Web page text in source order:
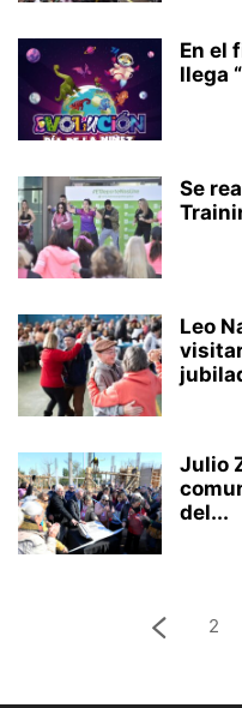
En el
llega
Se
Leo
Julio
del...
2